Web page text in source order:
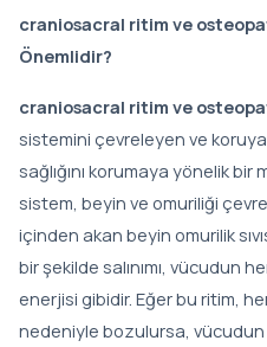
craniosacral ritim ve
Önemlidir?
craniosacral ritim ve
sistemini çevreleyen ve
sağlığını korumaya yönelik
sistem, beyin ve omuriliği
içinden akan beyin omurilik
bir şekilde salınımı, vücudun
enerjisi gibidir. Eğer bu ritim,
nedeniyle bozulursa,